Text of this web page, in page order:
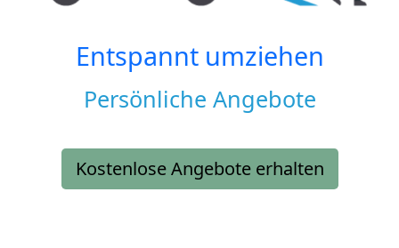
Entspannt umziehen
Persönliche Angebote
Kostenlose Angebote erhalten